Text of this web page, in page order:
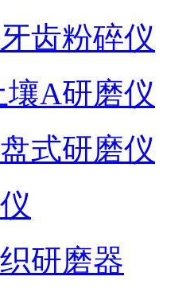
齿粉碎仪
A研磨仪
式研磨仪
研磨器